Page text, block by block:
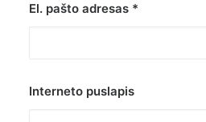
El. pašto adresas *
Interneto puslapis